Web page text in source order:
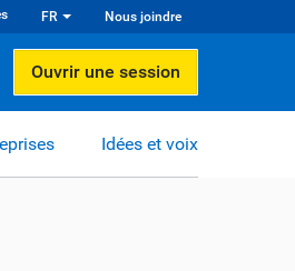
FR Nous joindre
Ouvrir une session
Idées et voix